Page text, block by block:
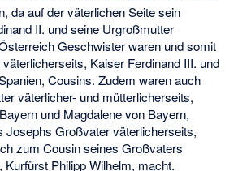
da auf der väterlichen Seite sein
II. und seine Urgroßmutter
Geschwister waren und somit
Kaiser Ferdinand III. und
Cousins. Zudem waren auch
väterlicher- und mütterlicherseits,
und Magdalene von Bayern,
Josephs Großvater väterlicherseits,
zum Cousin seines Großvaters
Kurfürst Philipp Wilhelm, macht.